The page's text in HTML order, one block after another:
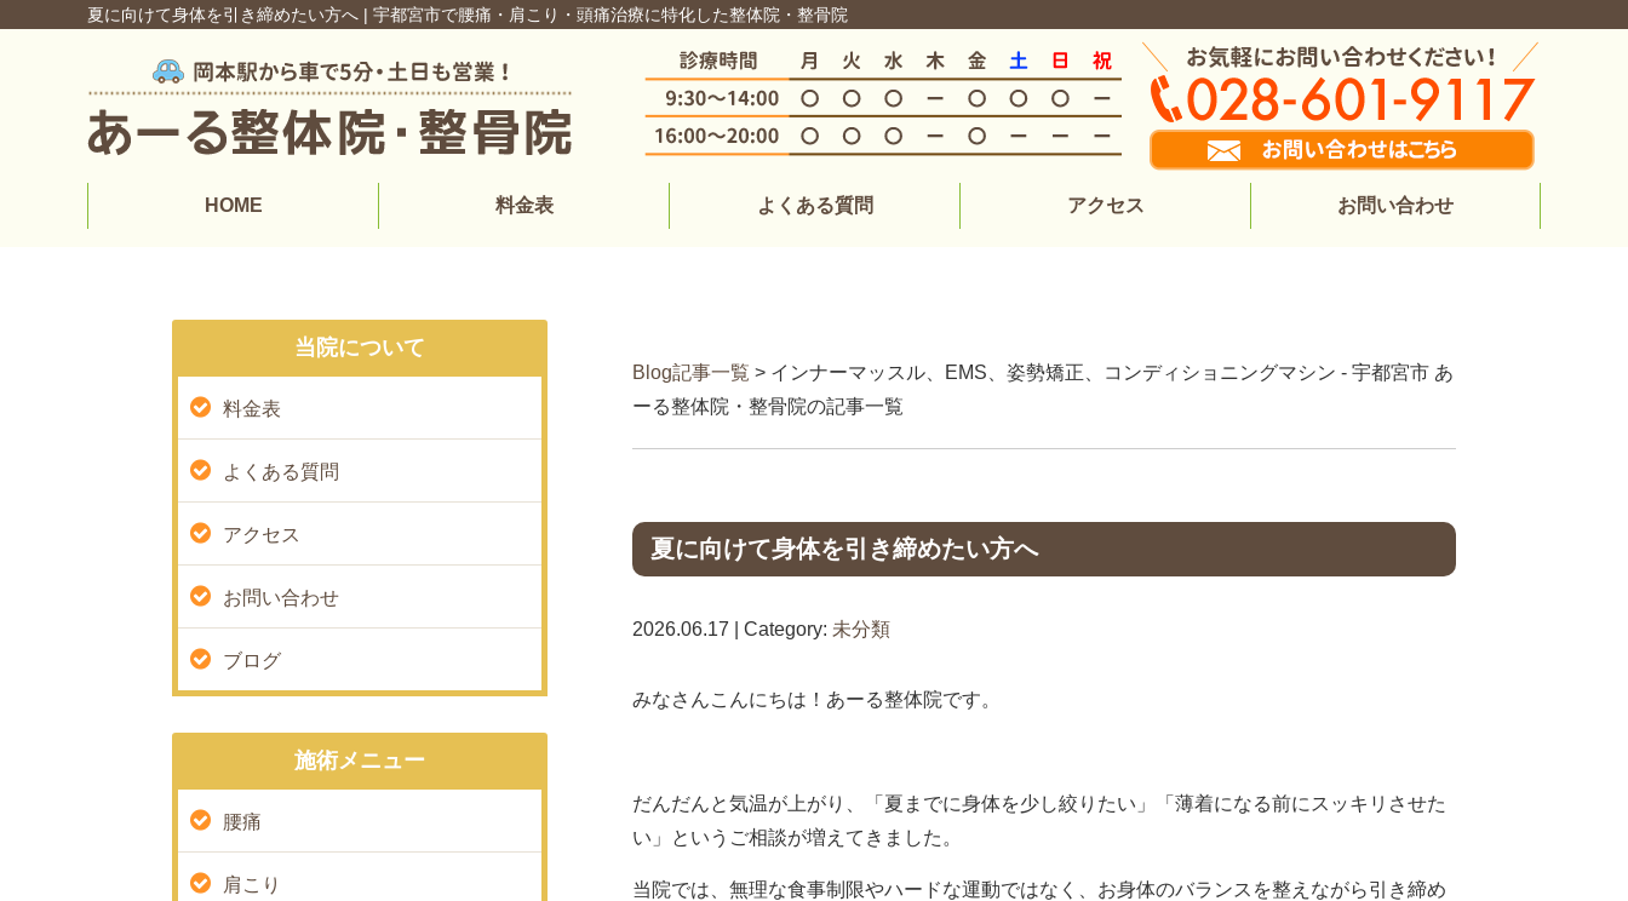
夏に向けて身体を引き締めたい方へ | 宇都宮市で腰痛・肩こり・頭痛治療に特化した整体院・整骨院
HOME 料金表 よくある質問 アクセス お問い合わせ
Blog記事一覧 > インナーマッスル、EMS、姿勢矯正、コンディショニングマシン - 宇都宮市 あ
ーる整体院・整骨院の記事一覧
夏に向けて身体を引き締めたい方へ
2026.06.17 | Category: 未分類
みなさんこんにちは！あーる整体院です。
だんだんと気温が上がり、「夏までに身体を少し絞りたい」「薄着になる前にスッキリさせた
い」というご相談が増えてきました。
当院では、無理な食事制限やハードな運動ではなく、お身体のバランスを整えながら引き締め
当院について
料金表
よくある質問
アクセス
お問い合わせ
ブログ
施術メニュー
腰痛
肩こり